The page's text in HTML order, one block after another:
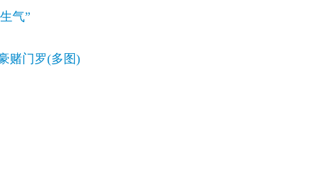
气”
赌门罗(多图)